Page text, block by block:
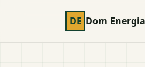
DE Dom Energia